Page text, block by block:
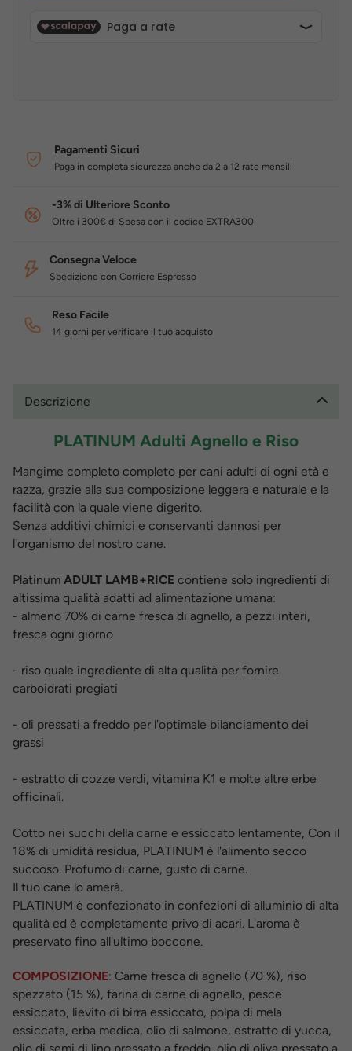
Pagamenti Sicuri
Paga in completa sicurezza anche da 2 a 12 rate mensili
-3% di Ulteriore Sconto
Oltre i 300€ di Spesa con il codice EXTRA300
Consegna Veloce
Spedizione con Corriere Espresso
Reso Facile
14 giorni per verificare il tuo acquisto
Descrizione
PLATINUM Adulti Agnello e Riso
Mangime completo completo per cani adulti di ogni età e
razza, grazie alla sua composizione leggera e naturale e la
facilità con la quale viene digerito.
Senza additivi chimici e conservanti dannosi per
l'organismo del nostro cane.
Platinum ADULT LAMB+RICE contiene solo ingredienti di
altissima qualità adatti ad alimentazione umana:
- almeno 70% di carne fresca di agnello, a pezzi interi,
fresca ogni giorno
- riso quale ingrediente di alta qualità per fornire
carboidrati pregiati
- oli pressati a freddo per l'optimale bilanciamento dei
grassi
- estratto di cozze verdi, vitamina K1 e molte altre erbe
officinali.
Cotto nei succhi della carne e essiccato lentamente, Con il
18% di umidità residua, PLATINUM è l'alimento secco
succoso. Profumo di carne, gusto di carne.
Il tuo cane lo amerà.
PLATINUM è confezionato in confezioni di alluminio di alta
qualità ed è completamente privo di acari. L'aroma è
preservato fino all'ultimo boccone.
COMPOSIZIONE: Carne fresca di agnello (70 %), riso
spezzato (15 %), farina di carne di agnello, pesce
essiccato, lievito di birra essiccato, polpa di mela
essiccata, erba medica, olio di salmone, estratto di yucca,
olio di semi di lino pressato a freddo, olio di oliva pressato a